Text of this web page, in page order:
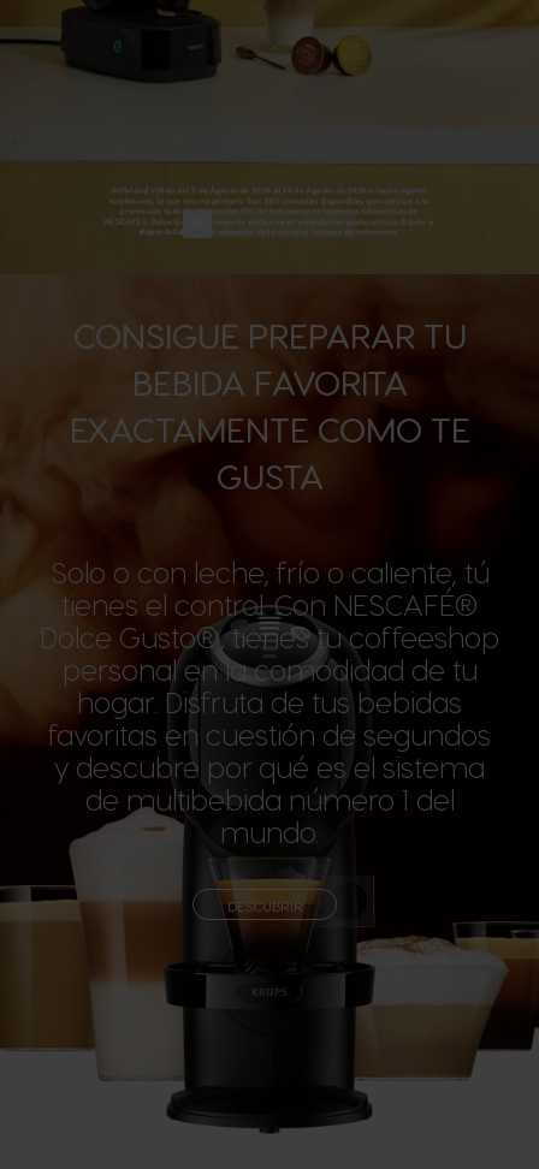
CONSIGUE PREPARAR TU
BEBIDA FAVORITA
EXACTAMENTE COMO TE
GUSTA
Solo o con leche, frío o caliente, tú
tienes el control. Con NESCAFÉ®
Dolce Gusto®, tienes tu coffeeshop
personal en la comodidad de tu
hogar. Disfruta de tus bebidas
favoritas en cuestión de segundos
y descubre por qué es el sistema
de multibebida número 1 del
mundo.
DESCUBRIR